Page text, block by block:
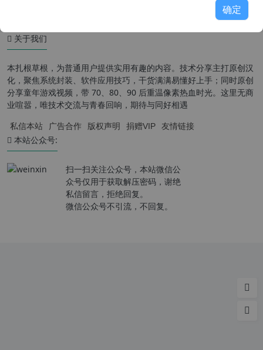
关于我们
本扎根草根，为普通用户提供实用有趣的内容。技术分享主打原创汉
化，聚焦系统封装、软件应用技巧，干货满满易懂好上手；同时原创
分享童年游戏视频，带 70、80、90 后重温像素热血时光。这里无商
业喧嚣，唯技术交流与青春回响，期待与同好相遇
私信本站 广告合作 版权声明 捐赠VIP 友情链接
本站公众号:
扫一扫关注公众号，本站微信公
众号仅用于获取解压密码，谢绝
私信留言，拒绝回复。
微信公众号不引流，不回复。
确定